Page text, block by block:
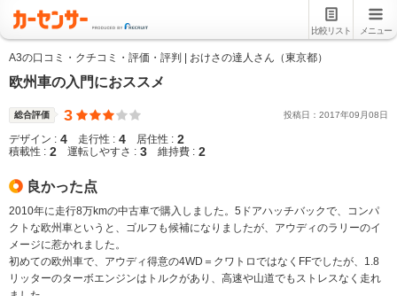
比較リスト メニュー
A3の口コミ・クチコミ・評価・評判 | おけさの達人さん（東京都）
欧州車の入門におススメ
総合評価 3 投稿日： 2017年09 月08日
デザイン : 4 走行性 : 4 居住性 : 2
積載性 : 2 運転しやすさ : 3 維持費 : 2
良かった点
2010年に走行8万kmの中古車で購入しました。5ドアハッチバックで、コンパ
クトな欧州車というと、ゴルフも候補になりましたが、アウディのラリーのイ
メージに惹かれました。
初めての欧州車で、アウディ得意の4WD＝クワトロではなくFFでしたが、1.8
リッターのターボエンジンはトルクがあり、高速や山道でもストレスなく走れ